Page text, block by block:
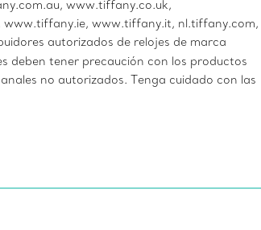
www.tiffany.co.uk,
www.tiffany.it, nl.tiffany.com,
autorizados de relojes de marca
deben tener precaución con los productos
no autorizados. Tenga cuidado con las